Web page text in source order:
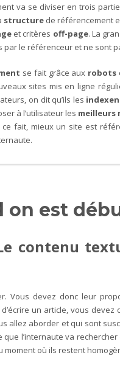
va se diviser en trois
structure de référencement
et critères off-page. La
par le référenceur et ne sont
se fait grâce aux robots
sites mis en ligne
on dit qu’ils les
à l’utilisateur les meilleurs
ce fait, mieux un site est
on est
contenu
Vous devez donc leur
un article, vous devez
allez aborder et qui sont
que l’internaute va
moment où ils restent